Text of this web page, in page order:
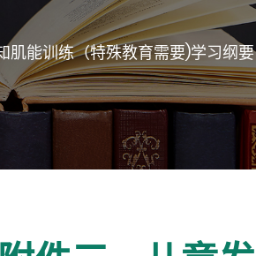
肌能训练（特殊教育需要)学习纲要